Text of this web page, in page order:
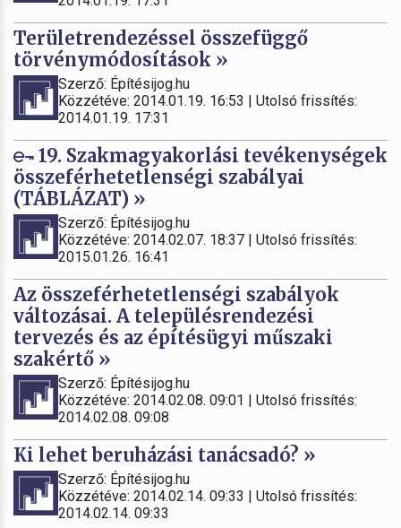
Területrendezéssel összefüggő
törvénymódosítások »
Szerző: Építésijog.hu
Közzétéve: 2014.01.19. 16:53 | Utolsó frissítés:
2014.01.19. 17:31
19. Szakmagyakorlási tevékenységek
összeférhetetlenségi szabályai
(TÁBLÁZAT) »
Szerző: Építésijog.hu
Közzétéve: 2014.02.07. 18:37 | Utolsó frissítés:
2015.01.26. 16:41
Az összeférhetetlenségi szabályok
változásai. A településrendezési
tervezés és az építésügyi műszaki
szakértő »
Szerző: Építésijog.hu
Közzétéve: 2014.02.08. 09:01 | Utolsó frissítés:
2014.02.08. 09:08
Ki lehet beruházási tanácsadó? »
Szerző: Építésijog.hu
Közzétéve: 2014.02.14. 09:33 | Utolsó frissítés:
2014.02.14. 09:33